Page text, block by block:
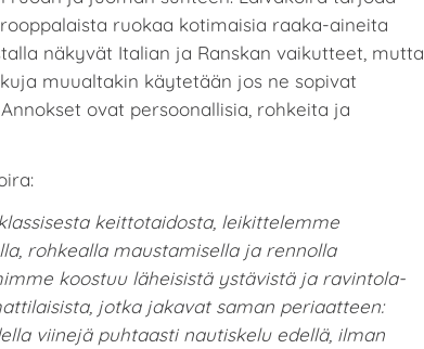
ruokaa kotimaisia raaka-aineita
näkyvät Italian ja Ranskan vaikutteet, mutta
muualtakin käytetään jos ne sopivat
ovat persoonallisia, rohkeita ja
keittotaidosta, leikittelemme
rohkealla maustamisella ja rennolla
koostuu läheisistä ystävistä ja ravintola-
jotka jakavat saman periaatteen:
viinejä puhtaasti nautiskelu edellä, ilman